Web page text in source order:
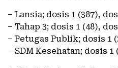
– Lansia; dosis 1 (387),
– Tahap 3; dosis 1 (48),
– Petugas Publik; dosis 1
– SDM Kesehatan; dosis 1